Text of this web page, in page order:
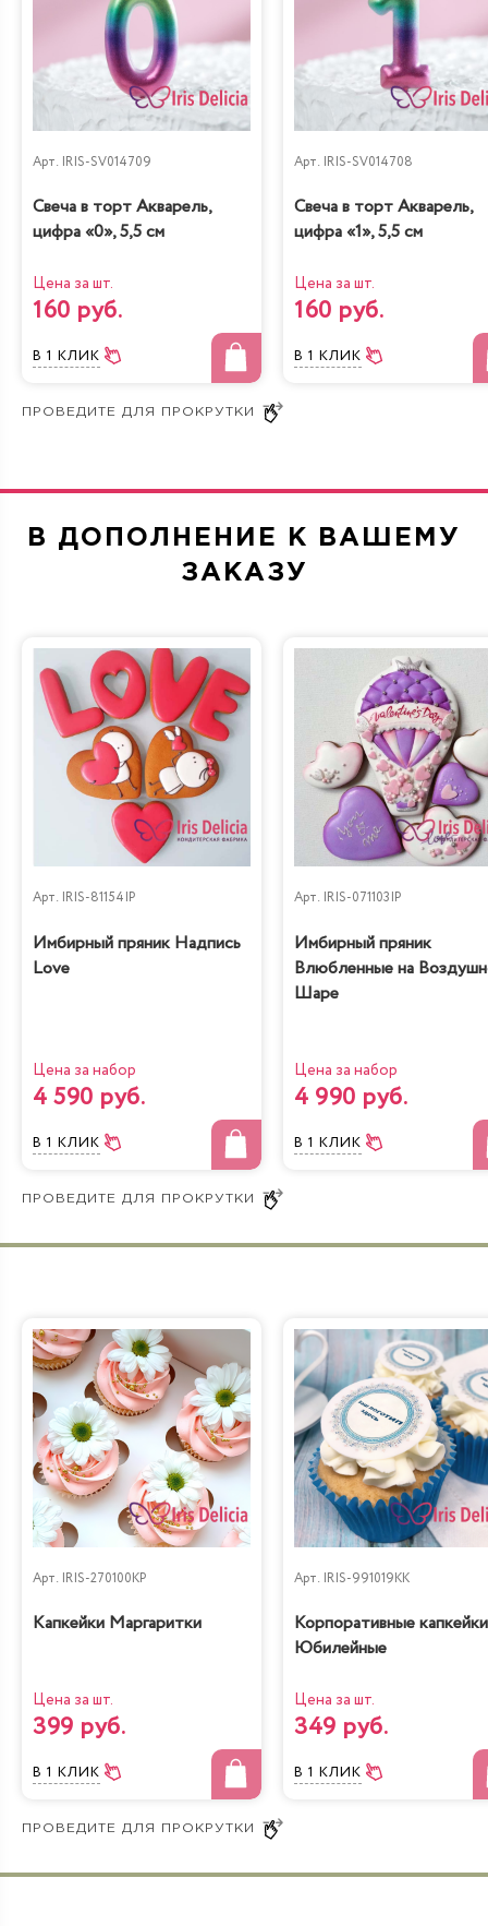
Груша-кофе-
шоколад
Наполеон
Классический
Диетическая с
вишней
Карамель&Шоколад
Морковная Сливочно-фруктовая
Прага Фисташка-Малина
Йогуртовый с
Чизкейк
Лимонно-Маковый
Кейк
Жареный шоколад-
Сказка Тирамису
Арт. IRIS-SV014709
Свеча в торт Акварель,
цифра «0», 5,5 см
Цена за шт.
160 руб.
В 1 КЛИК
Арт. IRIS-SV014708
Свеча в торт Акварель,
цифра «1», 5,5 см
Цена за шт.
160 руб.
В 1 КЛИК
В ДОПОЛНЕНИЕ К ВАШЕМУ
ЗАКАЗУ
Арт. IRIS-81154IP
Имбирный пряник Надпись
Love
Цена за набор
4 590 руб.
В 1 КЛИК
Арт. IRIS-071103IP
Имбирный пряник
Влюбленные на
Шаре
Цена за набор
4 990 руб.
В 1 КЛИК
Арт. IRIS-270100KP
Капкейки Маргаритки
Цена за шт.
399 руб.
В 1 КЛИК
Арт. IRIS-991019KK
Корпоративные капкейки
Юбилейные
Цена за шт.
349 руб.
В 1 КЛИК